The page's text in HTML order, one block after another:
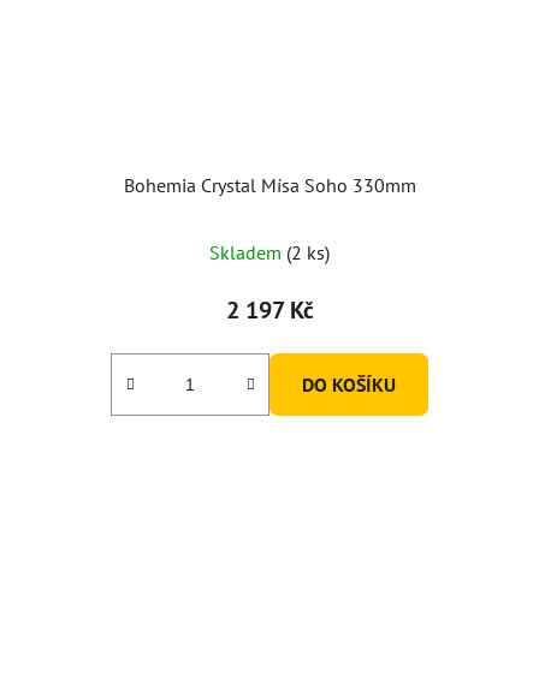
Bohemia Crystal Mísa Soho 330mm
Skladem (2 ks)
2 197 Kč
DO KOŠÍKU